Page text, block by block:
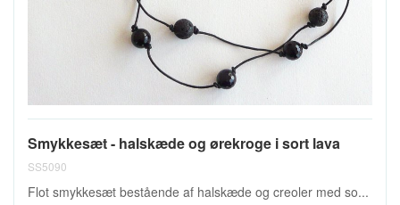
Smykkesæt - halskæde og ørekroge i sort lava
SS5090
Flot smykkesæt bestående af halskæde og creoler med so...